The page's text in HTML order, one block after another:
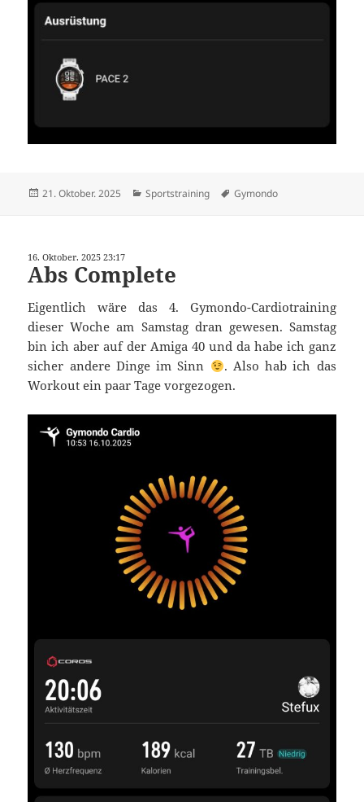
Veröffentlicht
21. Oktober. 2025 Kategorien
Sportstraining Schlagwörter
Gymondo
16. Oktober. 2025 23:17
Abs Complete
Eigentlich wäre das 4. Gymondo-Cardiotraining
dieser Woche am Samstag dran gewesen. Samstag
bin ich aber auf der Amiga 40 und da habe ich ganz
sicher andere Dinge im Sinn
. Also hab ich das
Workout ein paar Tage vorgezogen.